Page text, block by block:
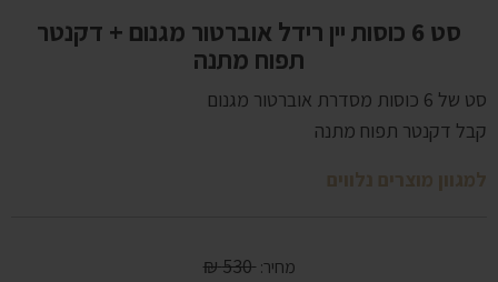
סט 6 כוסות יין רידל אוברטור מגנום + דקנטר
תפוח מתנה
סט של 6 כוסות מסדרת אוברטור מגנום
קבל דקנטר תפוח מתנה
למגוון מוצרים נלווים
מחיר: 530
₪